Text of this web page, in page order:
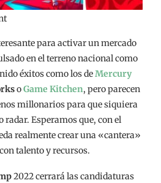
para activar un mercado
en el terreno nacional como
éxitos como los deMercury
oGame Kitchen, pero parecen
millonarios para que siquiera
radar. Esperamos que, con el
realmente crear una «cantera»
talento y recursos.
2022 cerrará las candidaturas